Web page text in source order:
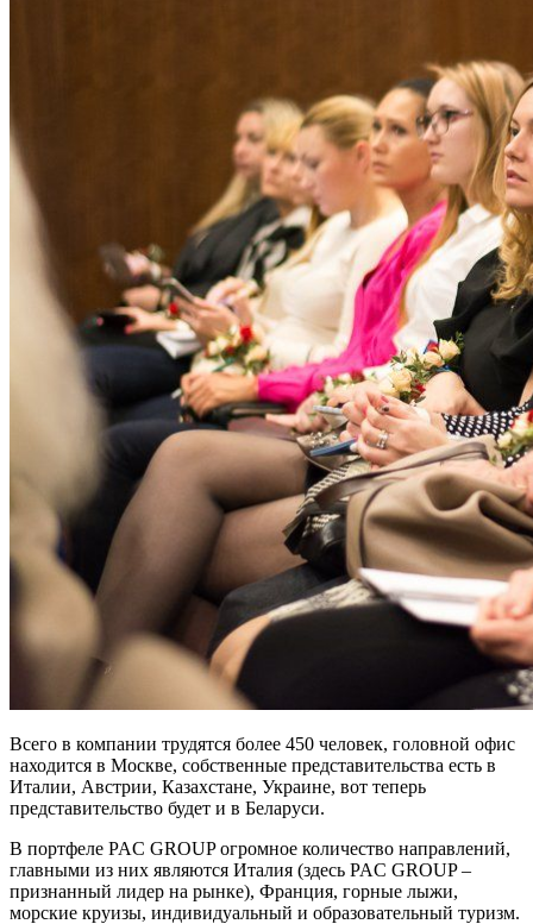
Всего в компании трудятся более 450 человек, головной офис
находится в Москве, собственные представительства есть в
Италии, Австрии, Казахстане, Украине, вот теперь
представительство будет и в Беларуси.
В портфеле PAC GROUP огромное количество направлений,
главными из них являются Италия (здесь PAC GROUP –
признанный лидер на рынке), Франция, горные лыжи,
морские круизы, индивидуальный и образовательный туризм.